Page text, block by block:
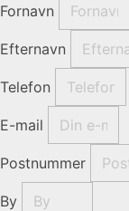
Fornavn
Efternavn
Telefon
E-mail
Postnummer
By